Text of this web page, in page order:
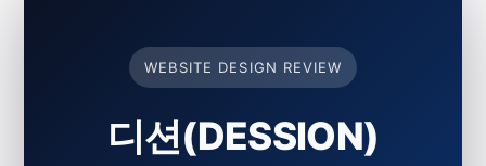
WEBSITE DESIGN REVIEW
디션(DESSION)